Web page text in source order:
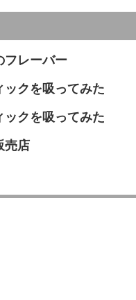
フレーバー
ックを吸ってみた
ックを吸ってみた
売店